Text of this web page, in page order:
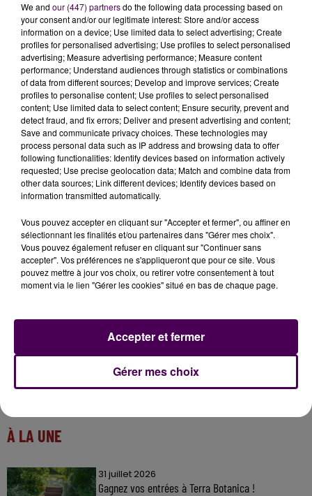
LA PLUIE D’ÉTOILES FILANTES SE
POURSUIT
Si le nombre de témoignages est si important, c’est
aussi parce que de nombreuses personnes voulaient
ne pas rater lesQuadrantides, cette pluie d’étoiles
filantes qui intervient chaque début d’année. Pour en
profiter,"il faut se tourner vers la constellation de la
Grande Ourse, ou celle du Bouvier, donc plutôt vers
le nord",jusqu'au 12 janvier.
Le reportage de Corentin Allain :
À LA UNE
31 juillet 2026
Gagnez vos entrées à Terra Botanica !
We and our (447) partnersdo the following data processing based on
your consent and/or our legitimate interest: Store and/or access
information on a device; Use limited data to select advertising; Create
profiles for personalised advertising; Use profiles to select personalised
advertising; Measure advertising performance; Measure content
performance; Understand audiences through statistics or combinations
of data from different sources; Develop and improve services; Create
profiles to personalise content; Use profiles to select personalised
content; Use limited data to select content; Ensure security, prevent and
detect fraud, and fix errors; Deliver and present advertising and content;
Save and communicate privacy choices. These technologies may
process personal data such as IP address and browsing data to offer
following functionalities: Identify devices based on information actively
requested; Use precise geolocation data; Match and combine data from
other data sources; Link different devices; Identify devices based on
information transmitted automatically.
Vous pouvez accepter en cliquant sur "Accepter et fermer", ou affiner en
sélectionnant les finalités et/ou partenaires dans "Gérer mes choix".
Vous pouvez également refuser en cliquant sur "Continuer sans
accepter". Vos préférences ne s'appliqueront que pour ce site. Vous
pouvez mettre à jour vos choix, ou retirer votre consentement à tout
moment via le lien "Gérer les cookies" situé en bas de chaque page.
Gérer mes choix
Accepter et fermer